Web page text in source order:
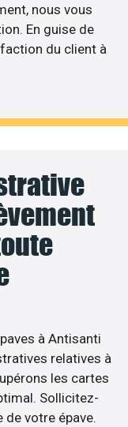
nous vous
En guise de
du client à
à Antisanti
relatives à
les cartes
Sollicitez-
de votre épave.